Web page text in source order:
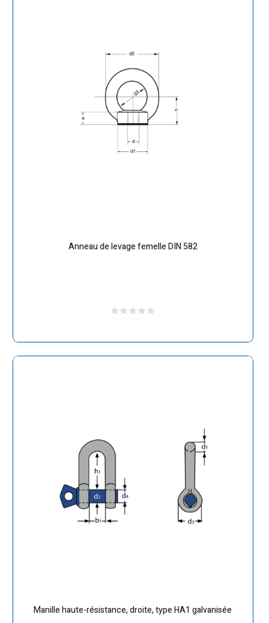
Anneau de levage femelle DIN 582
Manille haute-résistance, droite, type HA1 galvanisée